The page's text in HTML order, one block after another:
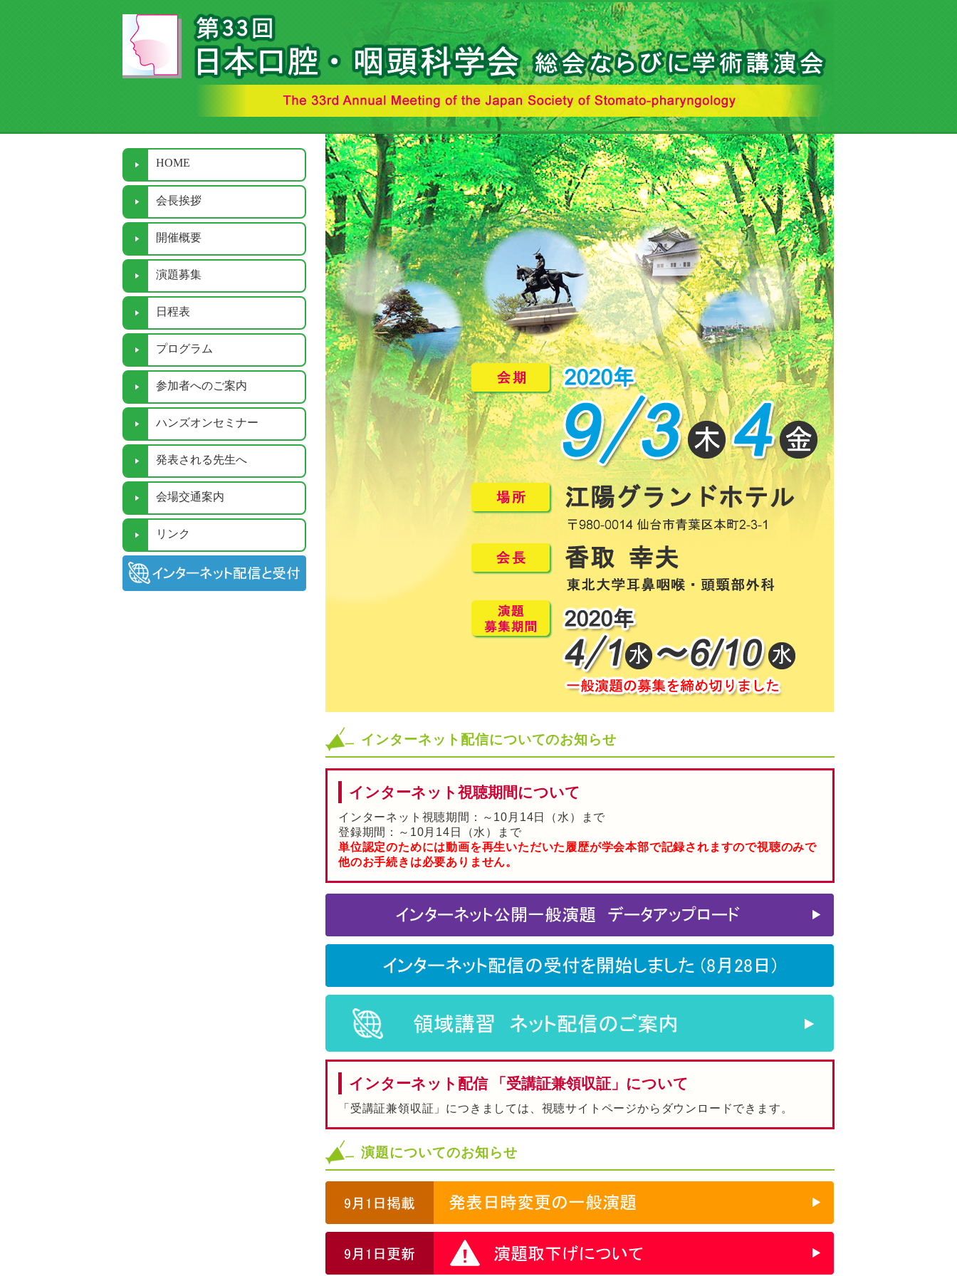
インターネット配信についてのお知らせ
インターネット視聴期間について
インターネット視聴期間：～10月14日（水）まで
登録期間：～10月14日（水）まで
単位認定のためには動画を再生いただいた履歴が学会本部で記録されますので視聴のみで
他のお手続きは必要ありません。
インターネット配信 「受講証兼領収証」について
「受講証兼領収証」につきましては、視聴サイトページからダウンロードできます。
演題についてのお知らせ
HOME
会長挨拶
開催概要
演題募集
日程表
プログラム
参加者へのご案内
ハンズオンセミナー
発表される先生へ
会場交通案内
リンク